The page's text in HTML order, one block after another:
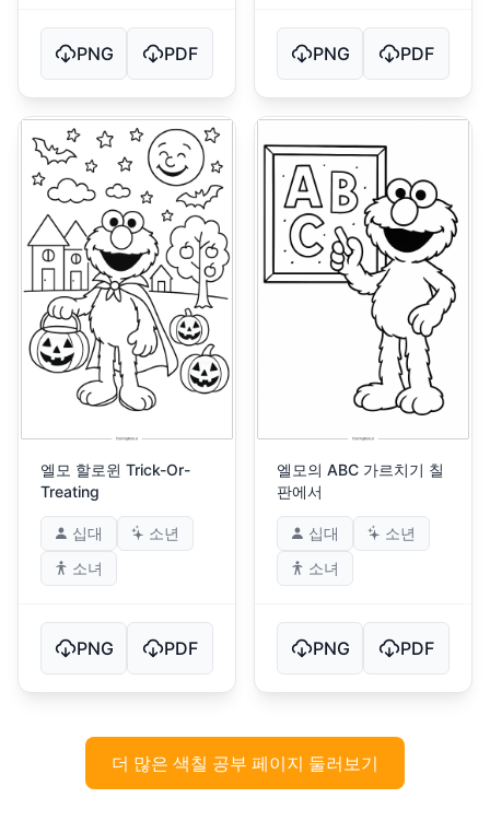
PNG PDF PNG PDF
엘모 할로윈 Trick-Or-
Treating
십대
소년
소녀
PNG PDF
엘모의 ABC 가르치기 칠
판에서
십대
소년
소녀
PNG PDF
더 많은 색칠 공부 페이지 둘러보기